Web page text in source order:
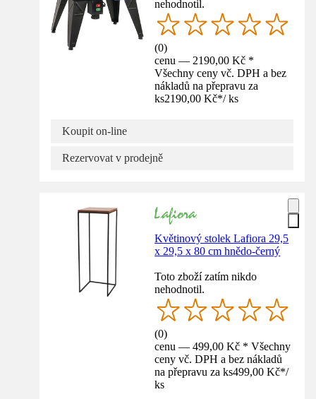
nehodnotil.
(0)
cenu — 2190,00 Kč *
Všechny ceny vč. DPH a bez
nákladů na přepravu za
ks2190,00 Kč*/ ks
Koupit on-line
Rezervovat v prodejně
Květinový stolek Lafiora 29,5
x 29,5 x 80 cm hnědo-černý
Toto zboží zatím nikdo
nehodnotil.
(0)
cenu — 499,00 Kč * Všechny
ceny vč. DPH a bez nákladů
na přepravu za ks499,00 Kč*/
ks